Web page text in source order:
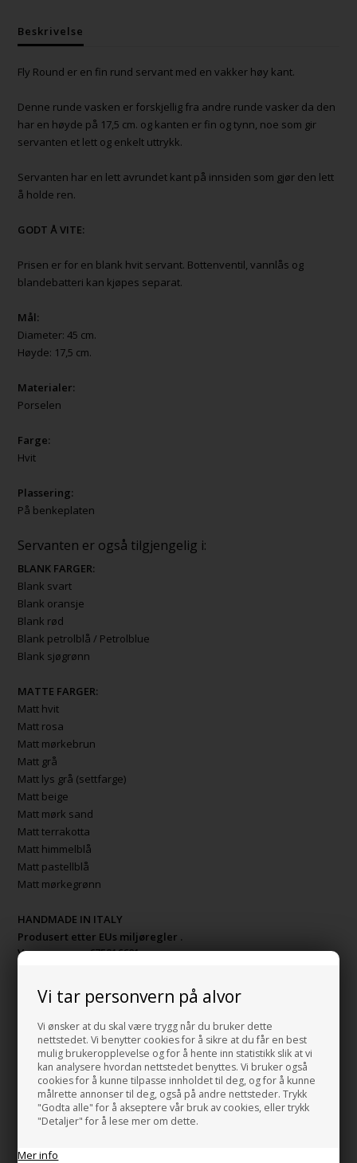
Vi tar personvern på alvor
Vi ønsker at du skal være trygg når du bruker dette
nettstedet. Vi benytter cookies for å sikre at du får en best
mulig brukeropplevelse og for å hente inn statistikk slik at vi
kan analysere hvordan nettstedet benyttes. Vi bruker også
cookies for å kunne tilpasse innholdet til deg, og for å kunne
målrette annonser til deg, også på andre nettsteder. Trykk
"Godta alle" for å akseptere vår bruk av cookies, eller trykk
"Detaljer" for å lese mer om dette.
Mer info
Beskrivelse
Fly Round er en fin rund servant med en vakker høy kant.
Denne runde vasken er forskjellig fra andre runde vasker da den
har en høyde på 17,5 cm. og kanten er fin og tynn, noe som gir
servanten et lett og enkelt uttrykk.
Servanten har en lett avrundet kant på innsiden som gjør den lett
å holde ren.
GODT Å VITE:
Prisen er for en blank hvit servant. Bottenventil, vannlås og
blandebatteri kan kjøpes separat.
Mål:
Diameter: 45 cm.
Høyde: 17,5 cm.
Materialer:
Porselen
Farge:
Hvit
Plassering:
På benkeplaten
Servanten er også tilgjengelig i:
BLANK FARGER:
Blank svart
Blank oransje
Blank rød
Blank petrolblå / Petrolblue
Blank sjøgrønn
MATTE FARGER:
Matt hvit
Matt rosa
Matt mørkebrun
Matt grå
Matt lys grå (settfarge)
Matt beige
Matt mørk sand
Matt terrakotta
Matt himmelblå
Matt pastellblå
Matt mørkegrønn
HANDMADE IN ITALY
Produsert etter EUs miljøregler .
Varenummer:675216601
HUSK OGSÅ DISSE
Bunnventil Free Flow AT i hvit
porselen
+847,00 NOK